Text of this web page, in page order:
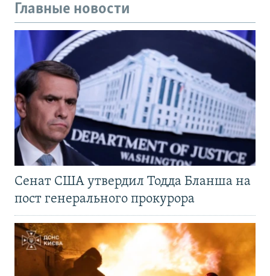
Главные новости
Сенат США утвердил Тодда Бланша на
пост генерального прокурора